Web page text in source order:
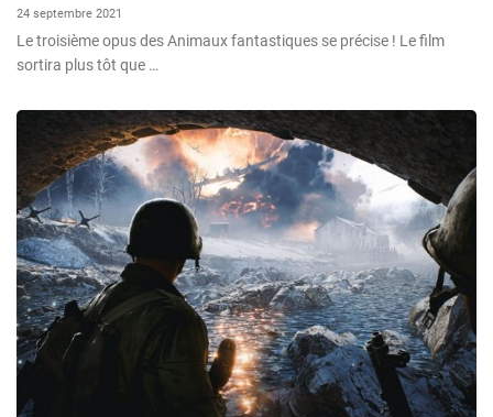
24 septembre 2021
Le troisième opus des Animaux fantastiques se précise ! Le film
sortira plus tôt que …